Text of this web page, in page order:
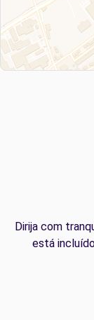
Dirija com
está